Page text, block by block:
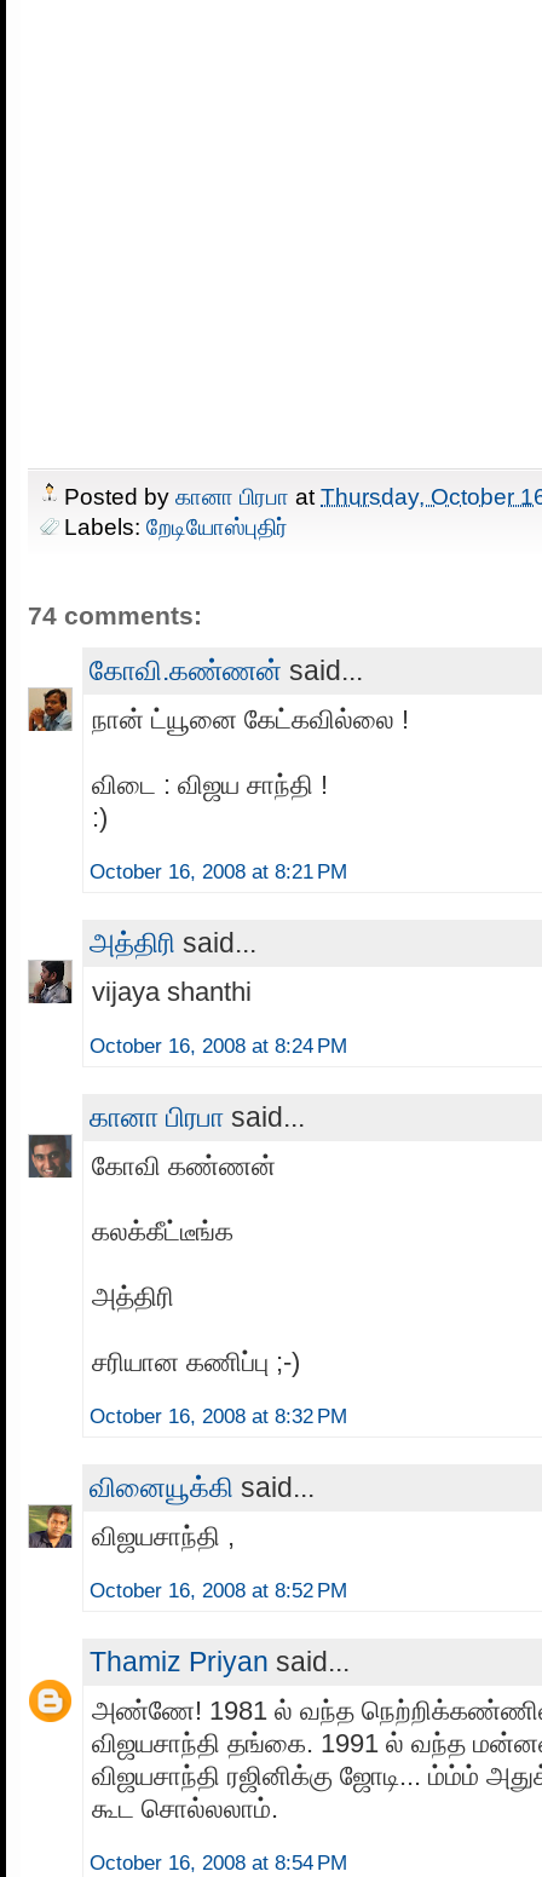
Posted by கானா பிரபா at Thursday, October
Labels: றேடியோஸ்புதிர்
74 comments:
கோவி.கண்ணன் said...
நான் ட்யூனை கேட்கவில்லை !
விடை : விஜய சாந்தி !
:)
October 16, 2008 at 8:21 PM
அத்திரி said...
vijaya shanthi
October 16, 2008 at 8:24 PM
கானா பிரபா said...
கோவி கண்ணன்
கலக்கீட்டீங்க
அத்திரி
சரியான கணிப்பு ;-)
October 16, 2008 at 8:32 PM
வினையூக்கி said...
விஜயசாந்தி ,
October 16, 2008 at 8:52 PM
Thamiz Priyan said...
அண்ணே! 1981 ல் வந்த நெற்றிக்கண்ணில்
விஜயசாந்தி தங்கை. 1991 ல் வந்த
விஜயசாந்தி ரஜினிக்கு ஜோடி... ம்ம்ம்
கூட சொல்லலாம்.
October 16, 2008 at 8:54 PM